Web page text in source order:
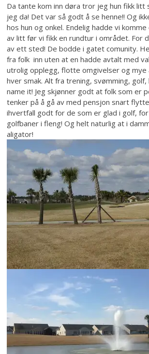
Da tante kom inn døra tror jeg hun fikk litt
jeg da! Det var så godt å se henne!! Og
hos hun og onkel. Endelig hadde vi
av litt før vi fikk en rundtur i området. For
av ett sted! De bodde i gatet comunity.
fra folk inn uten at en hadde avtalt med
utrolig opplegg, flotte omgivelser og mye
hver smak. Alt fra trening, svømming,
name it! Jeg skjønner godt at folk som er
tenker på å gå av med pensjon snart
ihvertfall godt for de som er glad i golf,
golfbaner i fleng! Og helt naturlig at i
aligator!